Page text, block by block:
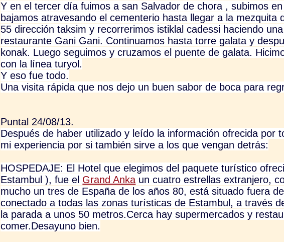
Y en el tercer día fuimos a san Salvador de chora , subimos
bajamos atravesando el cementerio hasta llegar a la mezquita
55 dirección taksim y recorrerimos istiklal cadessi haciendo
restaurante Gani Gani. Continuamos hasta torre galata y
konak. Luego seguimos y cruzamos el puente de galata.
con la línea turyol.
Y eso fue todo.
Una visita rápida que nos dejo un buen sabor de boca para
Puntal 24/08/13.
Después de haber utilizado y leído la información ofrecida por
mi experiencia por si también sirve a los que vengan detrás:
HOSPEDAJE: El Hotel que elegimos del paquete turístico
Estambul ), fue el Grand Anka un cuatro estrellas extranjero,
mucho un tres de España de los años 80, está situado fuera
conectado a todas las zonas turísticas de Estambul, a través
la parada a unos 50 metros.Cerca hay supermercados y
comer.Desayuno bien.